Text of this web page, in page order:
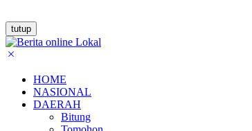
tutup
HOME
NASIONAL
DAERAH
Bitung